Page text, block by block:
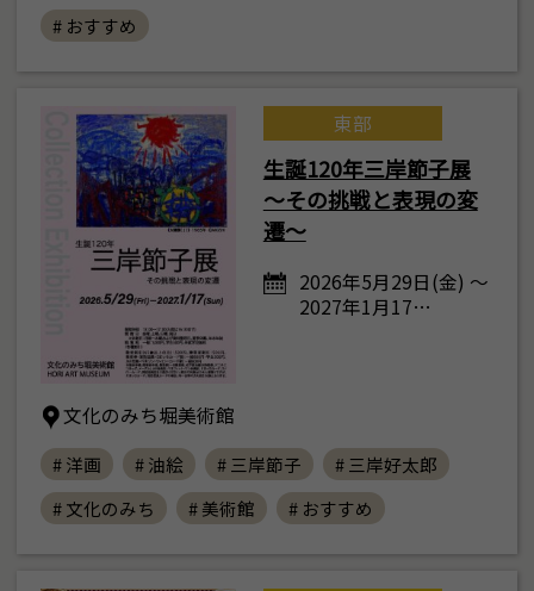
# おすすめ
東部
生誕120年三岸節子展
～その挑戦と表現の変
遷～
2026年5月29日(金) ～
2027年1月17…
文化のみち堀美術館
# 洋画 # 油絵 # 三岸節子
# 三岸好太郎
# 文化のみち
# 美術館 # おすすめ